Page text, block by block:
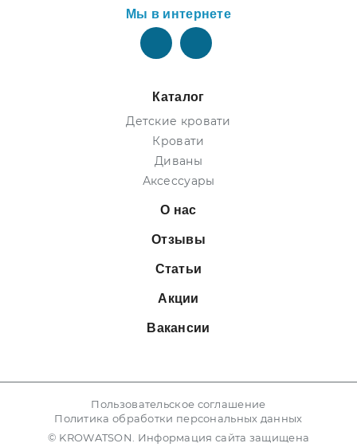
Мы в интернете
Каталог
Детские кровати
Кровати
Диваны
Аксессуары
О нас
Отзывы
Статьи
Акции
Вакансии
Пользовательское соглашение
Политика обработки персональных данных
© KROWATSON. Информация сайта защищена